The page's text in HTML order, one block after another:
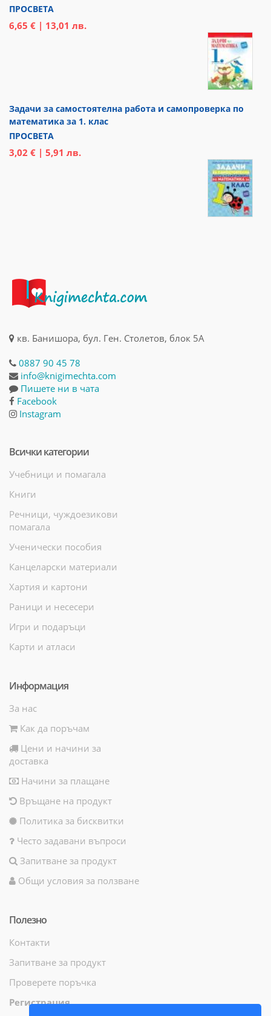
ПРОСВЕТА
6,65 € | 13,01 лв.
Задачи за самостоятелна работа и самопроверка по
математика за 1. клас
ПРОСВЕТА
3,02 € | 5,91 лв.
кв. Банишора, бул. Ген. Столетов, блок 5А
0887 90 45 78
info@knigimechta.com
Пишете ни в чата
Facebook
Instagram
Всички категории
Учебници и помагала
Книги
Речници, чуждоезикови
помагала
Ученически пособия
Канцеларски материали
Хартия и картони
Раници и несесери
Игри и подаръци
Карти и атласи
Информация
За нас
Как да поръчам
Цени и начини за
доставка
Начини за плащане
Връщане на продукт
Политика за бисквитки
Често задавани въпроси
Запитване за продукт
Общи условия за ползване
Полезно
Контакти
Запитване за продукт
Проверете поръчка
Регистрация